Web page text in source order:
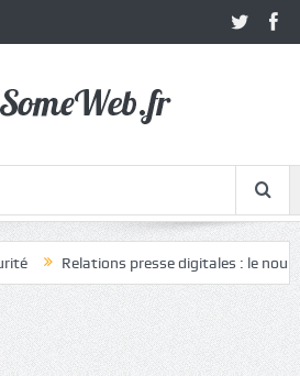
Relations presse digitales : le nouvel atout